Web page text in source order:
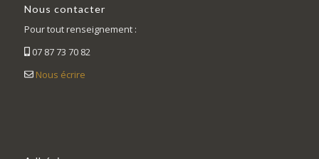
Nous contacter
Pour tout renseignement :
07 87 73 70 82
Nous écrire